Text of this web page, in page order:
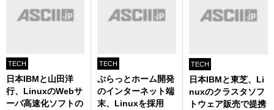
TECH
日本IBMと山田洋
行、LinuxのWebサ
ーバ高速化ソフトの
TECH
ぷらっとホーム開発
のインターネット端
末、Linuxを採用
TECH
日本IBMと東芝、Li
nuxのクラスタソフ
トウェア販売で提携